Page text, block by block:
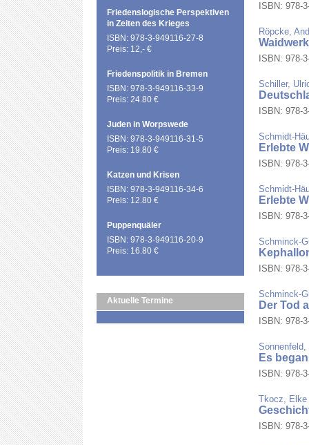
Friedenslogische Perspektiven
in Zeiten des Krieges
ISBN: 978-3-949116-27-8
Preis: 12,- €
Friedenspolitik in Bremen
ISBN: 978-3-949116-33-9
Preis: 24.80 €
Juden in Worpswede
ISBN: 978-3-949116-31-5
Preis: 19.80 €
Katzen und Krisen
ISBN: 978-3-949116-34-6
Preis: 12.80 €
Puppenquäler
ISBN: 978-3-949116-20-9
Preis: 16.80 €
Aktuelle Termine
ISBN: 978-
Röpcke,
ISBN: 978-
Schiller,
ISBN: 978-
Schmidt-
Erlebte
ISBN: 978-
Schmidt-
Erlebte
ISBN: 978-
Schminck-
ISBN: 978-
Schminck-
Der Tod
ISBN: 978-
Sonnenfeld,
Es
ISBN: 978-
Tkocz, Elke
ISBN: 978-